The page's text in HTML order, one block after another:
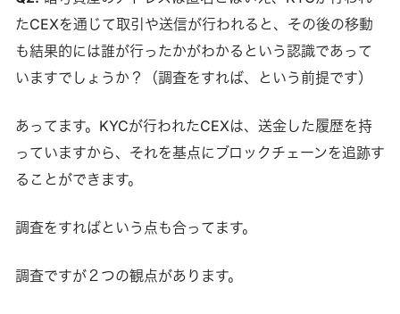
たCEXを通じて取引や送信が行われると、その後の移動
も結果的には誰が行ったかがわかるという認識であって
いますでしょうか？（調査をすれば、という前提です）
あってます。KYCが行われたCEXは、送金した履歴を持
っていますから、それを基点にブロックチェーンを追跡す
ることができます。
調査をすればという点も合ってます。
調査ですが２つの観点があります。